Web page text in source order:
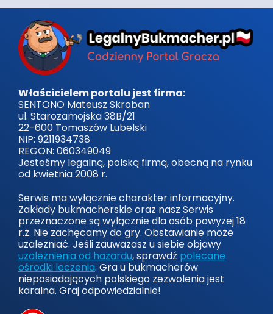
Właścicielem portalu jest firma:
SENTONO Mateusz Skroban
ul. Starozamojska 38B/21
22-600 Tomaszów Lubelski
NIP: 9211934738
REGON: 060349049
Jesteśmy legalną, polską firmą, obecną na rynku
od kwietnia 2008 r.
Serwis ma wyłącznie charakter informacyjny.
Zakłady bukmacherskie oraz nasz Serwis
przeznaczone są wyłącznie dla osób powyżej 18
r.ż. Nie zachęcamy do gry. Obstawianie może
uzależniać. Jeśli zauważasz u siebie objawy
uzależnienia od hazardu, sprawdź polecane
ośrodki leczenia. Gra u bukmacherów
nieposiadających polskiego zezwolenia jest
karalna. Graj odpowiedzialnie!